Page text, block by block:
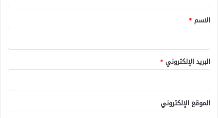
*
الاسم *
البريد الإلكتروني *
الموقع الإلكتروني